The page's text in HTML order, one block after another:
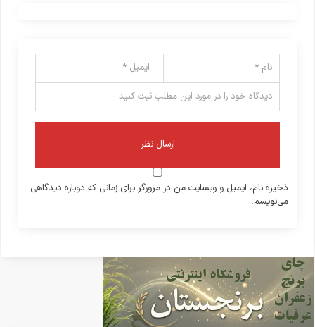
ذخیره نام، ایمیل و وبسایت من در مرورگر برای زمانی که دوباره دیدگاهی
می‌نویسم.